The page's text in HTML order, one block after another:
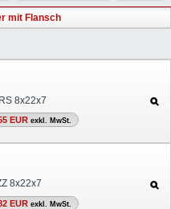
mit Flansch
8x22x7
EUR exkl. MwSt.
8x22x7
EUR exkl. MwSt.